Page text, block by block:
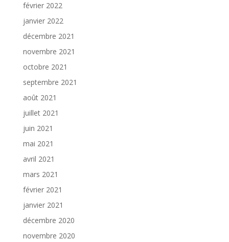
février 2022
janvier 2022
décembre 2021
novembre 2021
octobre 2021
septembre 2021
août 2021
juillet 2021
juin 2021
mai 2021
avril 2021
mars 2021
février 2021
janvier 2021
décembre 2020
novembre 2020